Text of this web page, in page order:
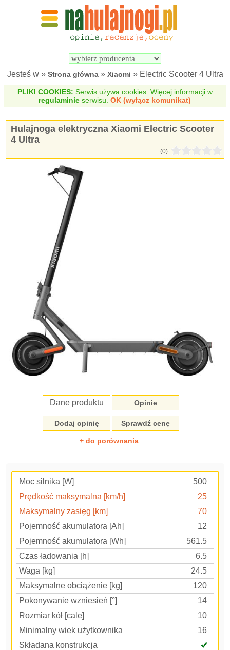
Wyszukiwarka
elektrycznych
Jesteś w » Strona główna» Xiaomi » Electric Scooter 4 Ultra
PLIKI COOKIES: Serwis używa cookies. Więcej informacji w
regulaminie serwisu.OK (wyłącz komunikat)
Hulajnoga elektryczna Xiaomi Electric Scooter
4 Ultra
(0)
Dane produktu Opinie
Dodaj opinię Sprawdź cenę
+ do porównania
Moc silnika [W]
500
Prędkość maksymalna [km/h]
25
Maksymalny zasięg [km]
70
Pojemność akumulatora [Ah]
12
Pojemność akumulatora [Wh]
561.5
Czas ładowania [h]
6.5
Waga [kg]
24.5
Maksymalne obciążenie [kg]
120
Pokonywanie wzniesień [°]
14
Rozmiar kół [cale]
10
Minimalny wiek użytkownika
16
Składana konstrukcja